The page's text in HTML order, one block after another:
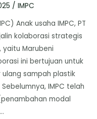
/ IMPC
Anak usaha IMPC, PT
kolaborasi strategis
Marubeni
ini bertujuan untuk
sampah plastik
IMPC telah
modal